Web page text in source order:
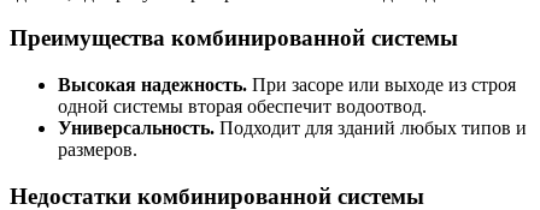
Преимущества комбинированной системы
Высокая надежность. При засоре или выходе из строя
одной системы вторая обеспечит водоотвод.
Универсальность. Подходит для зданий любых типов и
размеров.
Недостатки комбинированной системы